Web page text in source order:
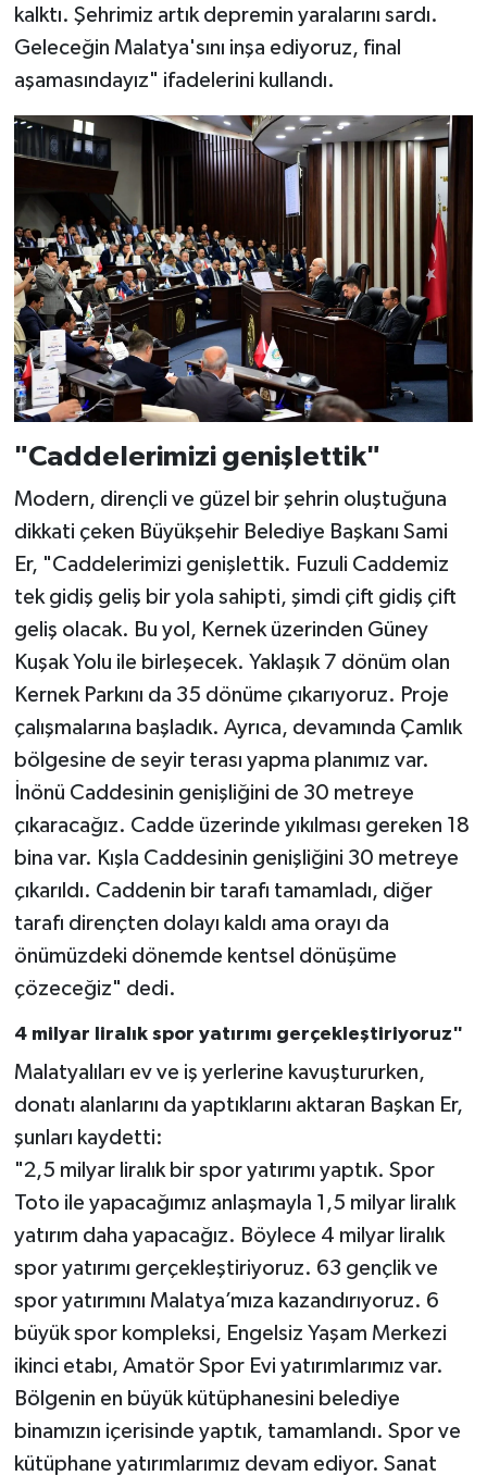
kalktı. Şehrimiz artık depremin yaralarını sardı.
Geleceğin Malatya'sını inşa ediyoruz, final
aşamasındayız" ifadelerini kullandı.
"Caddelerimizi genişlettik"
Modern, dirençli ve güzel bir şehrin oluştuğuna
dikkati çeken Büyükşehir Belediye Başkanı Sami
Er, "Caddelerimizi genişlettik. Fuzuli Caddemiz
tek gidiş geliş bir yola sahipti, şimdi çift gidiş çift
geliş olacak. Bu yol, Kernek üzerinden Güney
Kuşak Yolu ile birleşecek. Yaklaşık 7 dönüm olan
Kernek Parkını da 35 dönüme çıkarıyoruz. Proje
çalışmalarına başladık. Ayrıca, devamında Çamlık
bölgesine de seyir terası yapma planımız var.
İnönü Caddesinin genişliğini de 30 metreye
çıkaracağız. Cadde üzerinde yıkılması gereken 18
bina var. Kışla Caddesinin genişliğini 30 metreye
çıkarıldı. Caddenin bir tarafı tamamladı, diğer
tarafı dirençten dolayı kaldı ama orayı da
önümüzdeki dönemde kentsel dönüşüme
çözeceğiz" dedi.
4 milyar liralık spor yatırımı gerçekleştiriyoruz"
Malatyalıları ev ve iş yerlerine kavuştururken,
donatı alanlarını da yaptıklarını aktaran Başkan Er,
şunları kaydetti:
"2,5 milyar liralık bir spor yatırımı yaptık. Spor
Toto ile yapacağımız anlaşmayla 1,5 milyar liralık
yatırım daha yapacağız. Böylece 4 milyar liralık
spor yatırımı gerçekleştiriyoruz. 63 gençlik ve
spor yatırımını Malatya’mıza kazandırıyoruz. 6
büyük spor kompleksi, Engelsiz Yaşam Merkezi
ikinci etabı, Amatör Spor Evi yatırımlarımız var.
Bölgenin en büyük kütüphanesini belediye
binamızın içerisinde yaptık, tamamlandı. Spor ve
kütüphane yatırımlarımız devam ediyor. Sanat